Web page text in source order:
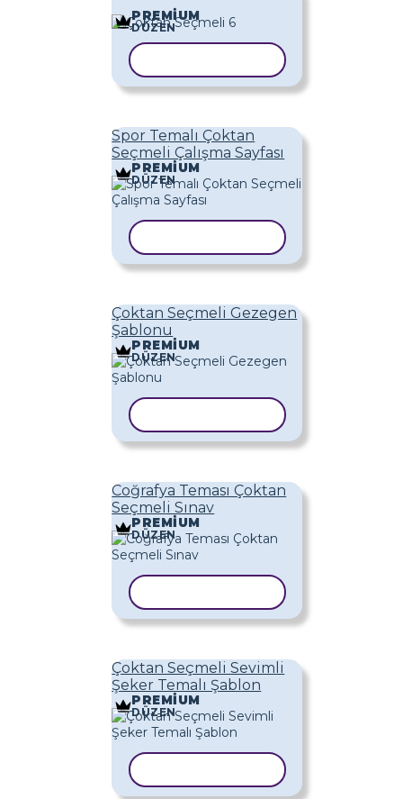
PREMIUM
DÜZEN
Spor Temalı Çoktan
Seçmeli Çalışma Sayfası
PREMIUM
DÜZEN
Çoktan Seçmeli Gezegen
Şablonu
PREMIUM
DÜZEN
Coğrafya Teması Çoktan
Seçmeli Sınav
PREMIUM
DÜZEN
Çoktan Seçmeli Sevimli
Şeker Temalı Şablon
PREMIUM
DÜZEN